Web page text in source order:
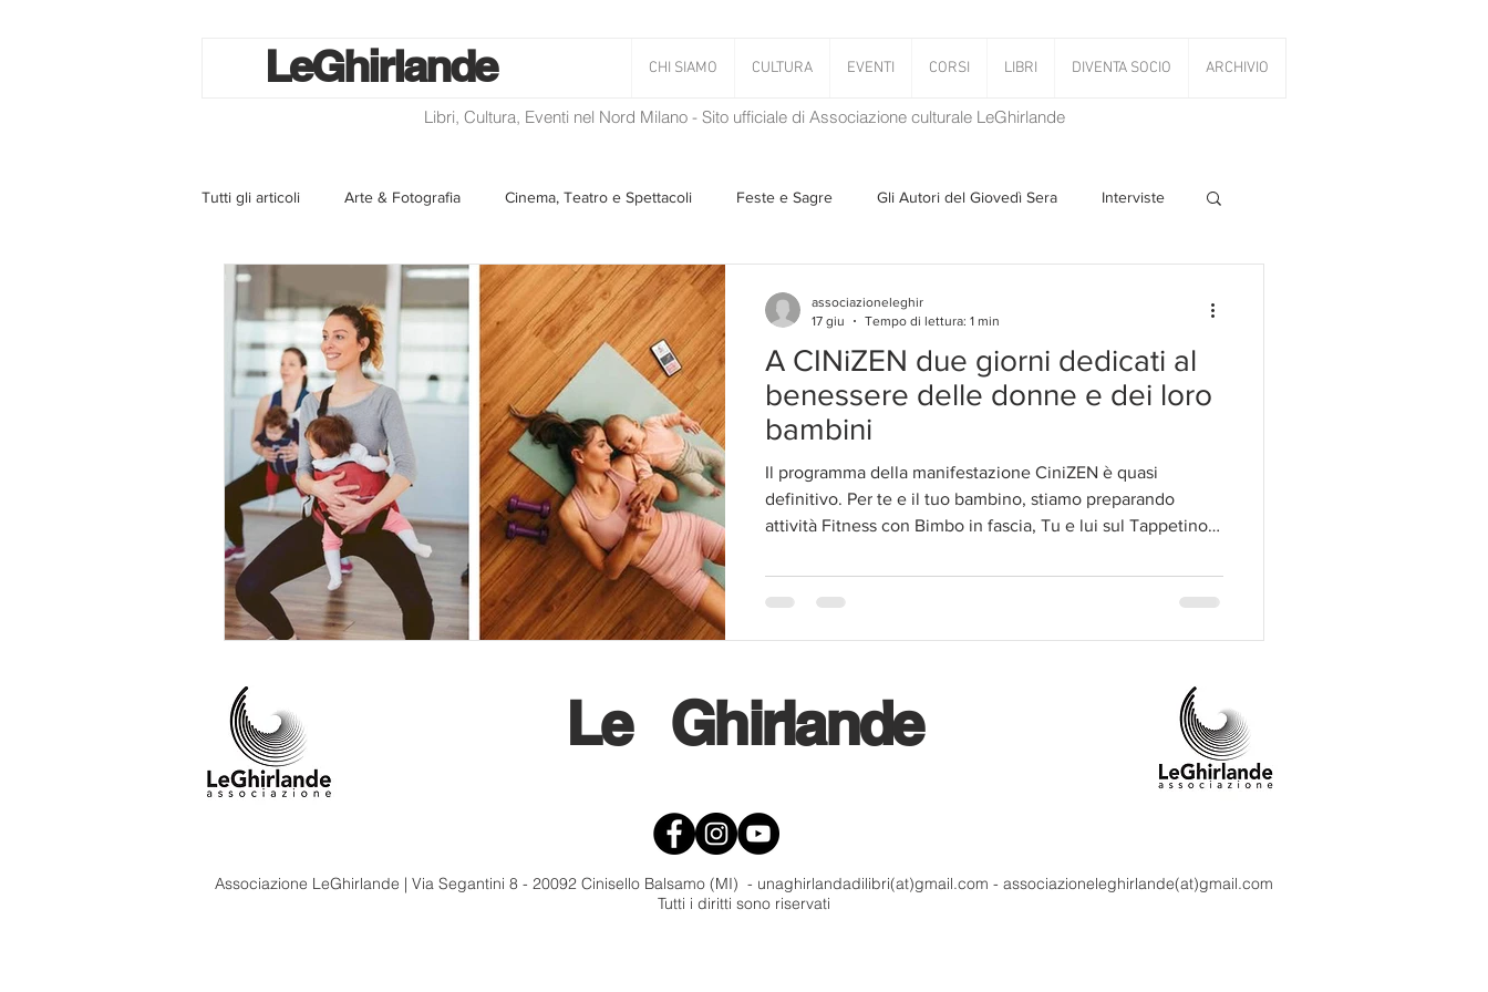
CHI SIAMO CULTURA EVENTI CORSI LIBRI DIVENTA SOCIO ARCHIVIO
LeGhirlande
Libri, Cultura, Eventi nel Nord Milano - Sito ufficiale di Associazione culturale LeGhirlande
Tutti gli articoli Arte & Fotografia Cinema, Teatro e Spettacoli Feste e Sagre Gli Autori del Giovedì Sera Interviste
La lotteria degli scontrini Libri Musica Storie Taciute
Eventi ed iniziative Utilità Il Blog di Mirabilis Salvaguardia dell'ambiente Ambiente PanettoniAMOCi
Homepage Progetti CiniZEN
A CINiZEN due giorni dedicati al
benessere delle donne e dei loro
bambini
Il programma della manifestazione CiniZEN è quasi
definitivo. Per te e il tuo bambino, stiamo preparando
attività Fitness con Bimbo in fascia, Tu e lui sul Tappetino o
suo programma MoveMama, allenati con il tuo bambino.
associazioneleghir
17 giu
Tempo di lettura: 1 min
Le Ghirlande
Associazione LeGhirlande | Via Segantini 8 - 20092 Cinisello Balsamo (MI) - unaghirlandadilibri(at)gmail.com - associazioneleghirlande(at)gmail.com
Tutti i diritti sono riservati